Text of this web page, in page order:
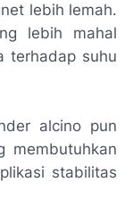
lebih lemah.
lebih mahal
terhadap suhu
alcino pun
membutuhkan
stabilitas